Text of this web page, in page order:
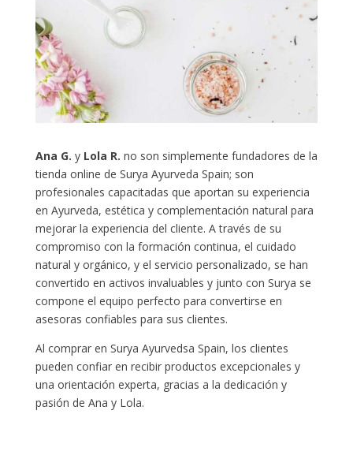
Ana G. y Lola R. no son simplemente fundadores de la
tienda online de Surya Ayurveda Spain; son
profesionales capacitadas que aportan su experiencia
en Ayurveda, estética y complementación natural para
mejorar la experiencia del cliente. A través de su
compromiso con la formación continua, el cuidado
natural y orgánico, y el servicio personalizado, se han
convertido en activos invaluables y junto con Surya se
compone el equipo perfecto para convertirse en
asesoras confiables para sus clientes.
Al comprar en Surya Ayurvedsa Spain, los clientes
pueden confiar en recibir productos excepcionales y
una orientación experta, gracias a la dedicación y
pasión de Ana y Lola.